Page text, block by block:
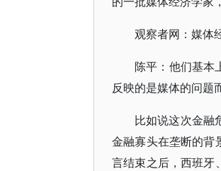
观察者网：媒体
陈平：他们基本
反映的是媒体的问题
比如说这次金融
金融寡头在垄断的背
言结束之后，西班牙